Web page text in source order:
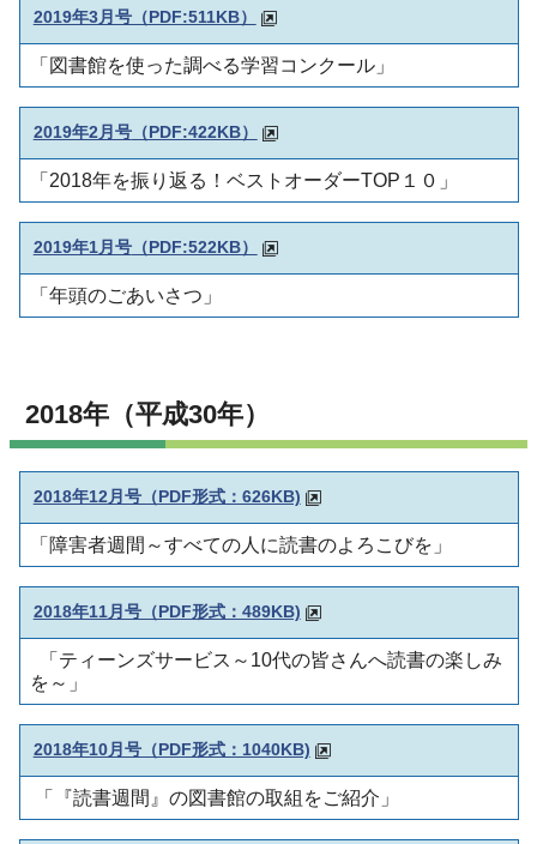
2019年3月号（PDF:511KB）
「図書館を使った調べる学習コンクール」
2019年2月号（PDF:422KB）
「2018年を振り返る！ベストオーダーTOP１０」
2019年1月号（PDF:522KB）
「年頭のごあいさつ」
2018年（平成30年）
2018年12月号（PDF形式：626KB)
「障害者週間～すべての人に読書のよろこびを」
2018年11月号（PDF形式：489KB)
「ティーンズサービス～10代の皆さんへ読書の楽しみ
を～」
2018年10月号（PDF形式：1040KB)
「『読書週間』の図書館の取組をご紹介」